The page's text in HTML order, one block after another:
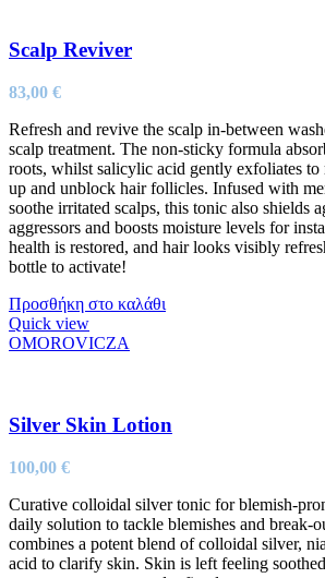
Scalp Reviver
83,00 €
Refresh and revive the scalp in-between
scalp treatment. The non-sticky formula
roots, whilst salicylic acid gently exfoliates
up and unblock hair follicles. Infused with
soothe irritated scalps, this tonic also shields
aggressors and boosts moisture levels for
health is restored, and hair looks visibly
bottle to activate!
Προσθήκη στο καλάθι
Quick view
OMOROVICZA
Silver Skin Lotion
100,00 €
Curative colloidal silver tonic for blemish-
daily solution to tackle blemishes and break-
combines a potent blend of colloidal silver,
acid to clarify skin. Skin is left feeling